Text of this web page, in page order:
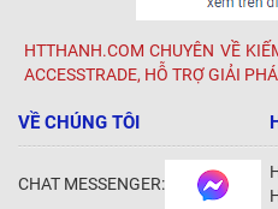
HTTHANH.COM CHUYÊN VỀ
ACCESSTRADE, HỖ TRỢ GIẢI
VỀ CHÚNG TÔI
CHAT MESSENGER: